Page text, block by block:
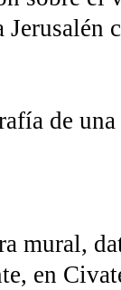
de
mural,
en